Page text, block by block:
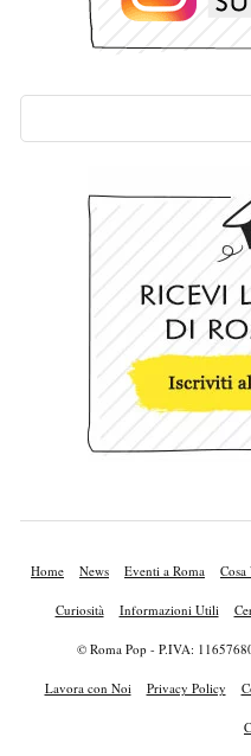
Home News Eventi a Roma Cosa
Curiosità Informazioni Utili
© Roma Pop - P.IVA:
Lavora con Noi Privacy Policy